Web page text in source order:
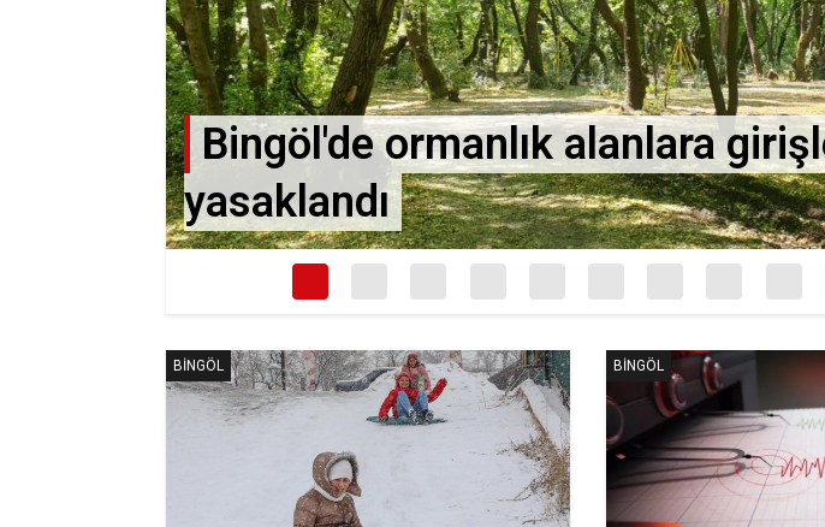
Bingöl'de ormanlık alanlara
yasaklandı
BINGÖL BINGÖL